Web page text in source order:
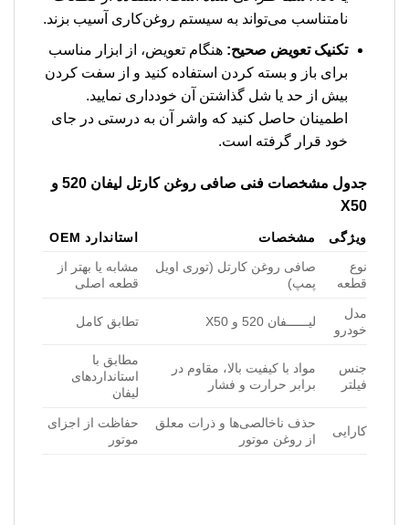
نامتناسب می‌تواند به سیستم روغن‌کاری آسیب بزند.
تکنیک تعویض صحیح: هنگام تعویض، از ابزار مناسب
برای باز و بسته کردن استفاده کنید و از سفت کردن
بیش از حد یا شل گذاشتن آن خودداری نمایید.
اطمینان حاصل کنید که واشر آن به درستی در جای
خود قرار گرفته است.
جدول مشخصات فنی صافی روغن کارتل لیفان 520 و
X50
ویژگی مشخصات
استاندارد OEM
نوع
قطعه
صافی روغن کارتل (توری اویل
پمپ)
مشابه یا بهتر از
قطعه اصلی
مدل
خودرو
لیــــــفان 520 و X50 تطابق کامل
جنس
فیلتر
مواد با کیفیت بالا، مقاوم در
برابر حرارت و فشار
مطابق با
استانداردهای
لیفان
کارایی
حذف ناخالصی‌ها و ذرات معلق
از روغن موتور
حفاظت از اجزای
موتور